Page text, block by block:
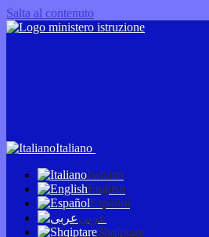
Salta al contenuto
Italiano
Italiano
English
Español
عربى
Shqiptare